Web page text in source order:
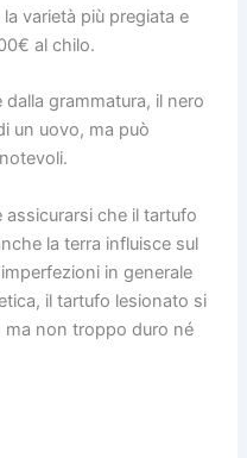
varietà più pregiata e
al chilo.
grammatura, il nero
un uovo, ma può
assicurarsi che il tartufo
la terra influisce sul
in generale
il tartufo lesionato si
non troppo duro né